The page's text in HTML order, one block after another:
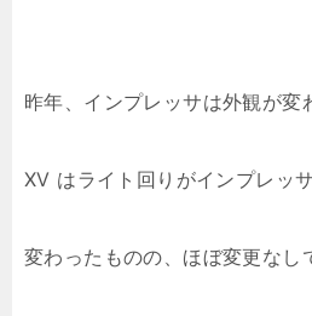
昨年、インプレッサは外観が変
XV はライト回りがインプレッ
変わったものの、ほぼ変更なし